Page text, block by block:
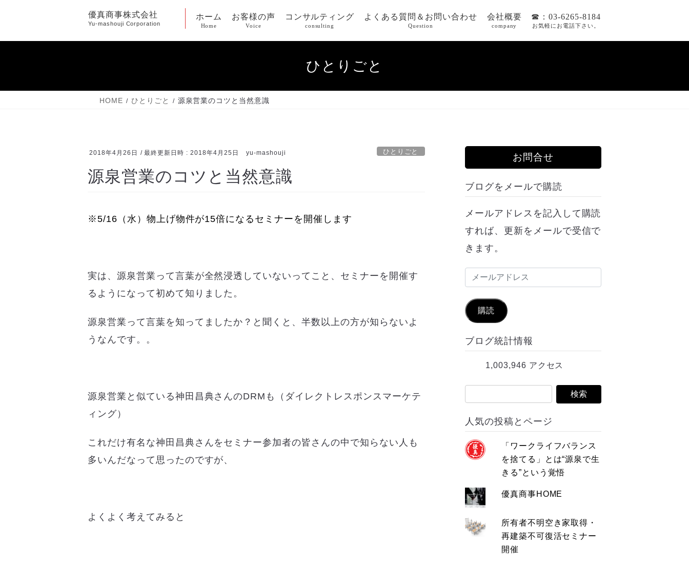
ン
キ
ー
に
優真商事株式会社
Yu-mashouji Corporation
ホーム
Home
お客様の声
Voice
コンサルティング
consulting
よくある質問＆お問い合わせ
Question
会社概要
company
☎：03-6265-8184
お気軽にお電話下さい。
ひとりごと
HOME ひとりごと 源泉営業のコツと当然意識
2018年4月26日 / 最終更新日時 :2018年4月25日 yu-mashouji ひとりごと
源泉営業のコツと当然意識
※5/16（水）物上げ物件が15倍になるセミナーを開催します
実は、源泉営業って言葉が全然浸透していないってこと、セミナーを開催す
るようになって初めて知りました。
源泉営業って言葉を知ってましたか？と聞くと、半数以上の方が知らないよ
うなんです。。
源泉営業と似ている神田昌典さんのDRMも（ダイレクトレスポンスマーケテ
ィング）
これだけ有名な神田昌典さんをセミナー参加者の皆さんの中で知らない人も
多いんだなって思ったのですが、
よくよく考えてみると
お問合せ
ブログをメールで購読
メールアドレスを記入して購読
すれば、更新をメールで受信で
きます。
ル
ド
購読
ブログ統計情報
1,003,946 アクセス
人気の投稿とページ
「ワークライフバランス
を捨てる」とは“源泉で生
きる”という覚悟
優真商事HOME
所有者不明空き家取得・
再建築不可復活セミナー
開催